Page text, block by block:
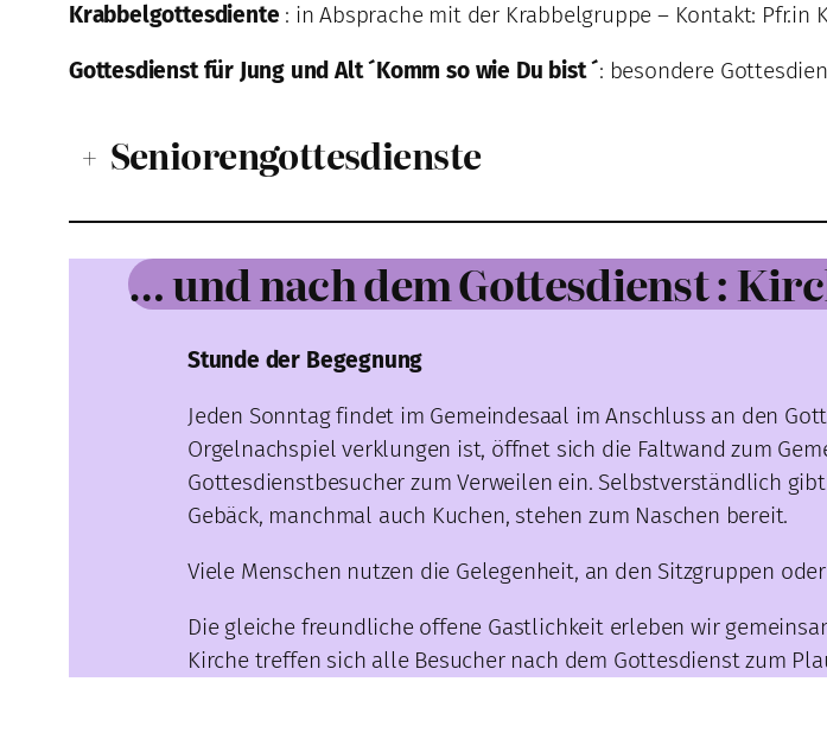
Krabbelgottesdiente : in Absprache mit der Krabbelgruppe – Kontakt: Pfr.in
Gottesdienst für Jung und Alt ´Komm so wie Du bist ´: besondere
+ Seniorengottesdienste
… und nach dem Gottesdienst :
Stunde der Begegnung
Jeden Sonntag findet im Gemeindesaal im Anschluss an den
Orgelnachspiel verklungen ist, öffnet sich die Faltwand zum
Gottesdienstbesucher zum Verweilen ein. Selbstverständlich
Gebäck, manchmal auch Kuchen, stehen zum Naschen bereit.
Viele Menschen nutzen die Gelegenheit, an den Sitzgruppen
Die gleiche freundliche offene Gastlichkeit erleben wir
Kirche treffen sich alle Besucher nach dem Gottesdienst zum